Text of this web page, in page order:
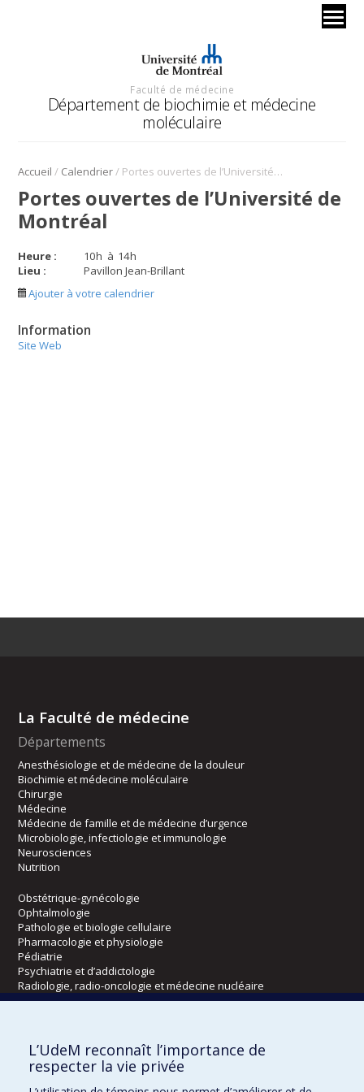
Faculté de médecine
Département de biochimie et médecine
moléculaire
Accueil / Calendrier/ Portes ouvertes de l’Université de Montréal
Portes ouvertes de l’Université de
Montréal
Heure : 10h à 14h
Lieu :
Pavillon Jean-Brillant
Ajouter à votre calendrier
Information
Site Web
La Faculté de médecine
Départements
Anesthésiologie et de médecine de la douleur
Biochimie et médecine moléculaire
Chirurgie
Médecine
Médecine de famille et de médecine d’urgence
Microbiologie, infectiologie et immunologie
Neurosciences
Nutrition
Obstétrique-gynécologie
Ophtalmologie
Pathologie et biologie cellulaire
Pharmacologie et physiologie
Pédiatrie
Psychiatrie et d’addictologie
Radiologie, radio-oncologie et médecine nucléaire
Écoles
Kinésiologie et des sciences de l’activité physique
Orthophonie et audiologie
L’UdeM reconnaît l’importance de
respecter la vie privée